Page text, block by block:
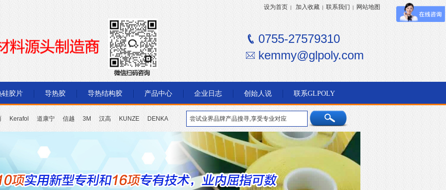
设为首页 | 加入收藏 | 联系我们 | 网站地图
0755-27579310
kemmy@glpoly.com
硅胶片 导热胶 导热结构胶 产品中心 企业日志 创始人说 联系GLPOLY
Kerafol 道康宁 信越 3M 汉高 KUNZE DENKA